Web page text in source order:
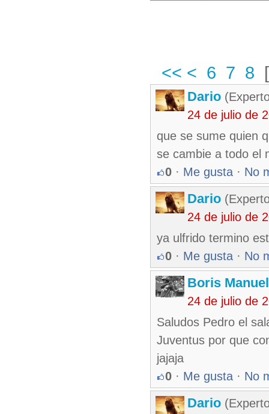
<< < 6 7 8
Dario
24 de julio de
que se sume quien
se cambie a todo el
0 · Me gusta · No
Dario
24 de julio de
ya ulfrido termino
0 · Me gusta · No
Boris
24 de julio de
Saludos Pedro el
Juventus por que
jajaja
0 · Me gusta · No
Dario